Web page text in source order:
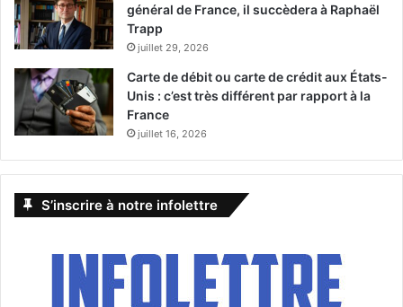
général de France, il succèdera à Raphaël
Trapp
juillet 29, 2026
Carte de débit ou carte de crédit aux États-
Unis : c’est très différent par rapport à la
France
juillet 16, 2026
S’inscrire à notre infolettre